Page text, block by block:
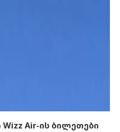
Air-ის ბილეთები